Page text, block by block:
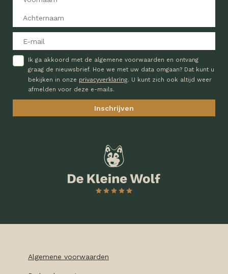
Ik ga akkoord met de algemene voorwaarden en ontvang
graag de nieuwsbrief. Hoe we met uw data omgaan? Dat kunt u
bekijken in onze privacyverklaring. U kunt zich ook altijd weer
afmelden voor deze e-mails.
Algemene voorwaarden